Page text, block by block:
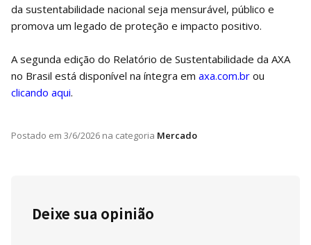
da sustentabilidade nacional seja mensurável, público e
promova um legado de proteção e impacto positivo.
A segunda edição do Relatório de Sustentabilidade da AXA
no Brasil está disponível na íntegra em axa.com.br ou
clicando aqui.
Postado em 3/6/2026 na categoria Mercado
Deixe sua opinião